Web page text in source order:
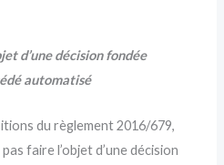
d’une décision fondée
automatisé
du règlement 2016/679,
faire l’objet d’une décision